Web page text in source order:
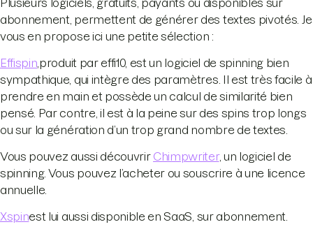
Plusieurs logiciels, gratuits, payants ou disponibles sur
abonnement, permettent de générer des textes pivotés. Je
vous en propose ici une petite sélection :
Effispin ,produit par effi10, est un logiciel de spinning bien
sympathique, qui intègre des paramètres. Il est très facile à
prendre en main et possède un calcul de similarité bien
pensé. Par contre, il est à la peine sur des spins trop longs
ou sur la génération d’un trop grand nombre de textes.
Vous pouvez aussi découvrir Chimpwriter, un logiciel de
spinning. Vous pouvez l’acheter ou souscrire à une licence
annuelle.
Xspinest lui aussi disponible en SaaS, sur abonnement.